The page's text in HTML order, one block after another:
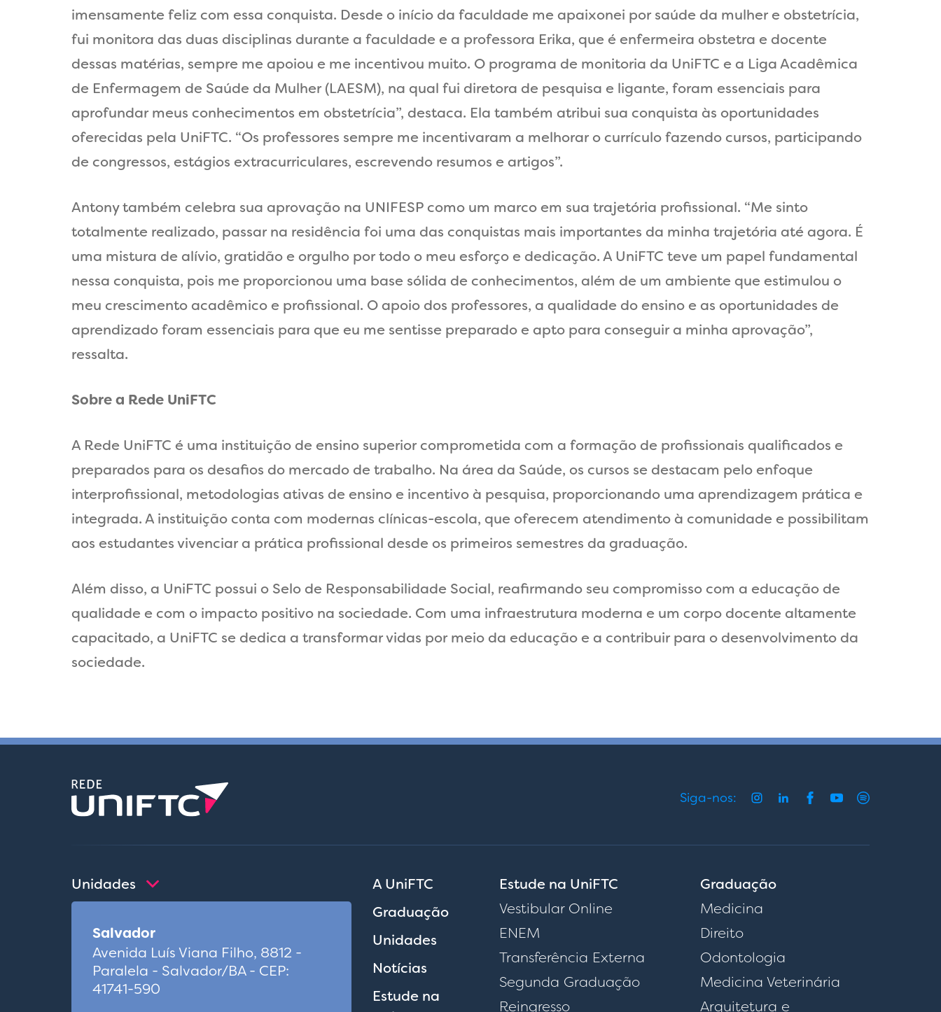
imensamente feliz com essa conquista. Desde o início da faculdade me apaixonei por saúde da mulher e obstetrícia,
fui monitora das duas disciplinas durante a faculdade e a professora Erika, que é enfermeira obstetra e docente
dessas matérias, sempre me apoiou e me incentivou muito. O programa de monitoria da UniFTC e a Liga Acadêmica
de Enfermagem de Saúde da Mulher (LAESM), na qual fui diretora de pesquisa e ligante, foram essenciais para
aprofundar meus conhecimentos em obstetrícia”, destaca. Ela também atribui sua conquista às oportunidades
oferecidas pela UniFTC. “Os professores sempre me incentivaram a melhorar o currículo fazendo cursos, participando
de congressos, estágios extracurriculares, escrevendo resumos e artigos”.
Antony também celebra sua aprovação na UNIFESP como um marco em sua trajetória profissional. “Me sinto
totalmente realizado, passar na residência foi uma das conquistas mais importantes da minha trajetória até agora. É
uma mistura de alívio, gratidão e orgulho por todo o meu esforço e dedicação. A UniFTC teve um papel fundamental
nessa conquista, pois me proporcionou uma base sólida de conhecimentos, além de um ambiente que estimulou o
meu crescimento acadêmico e profissional. O apoio dos professores, a qualidade do ensino e as oportunidades de
aprendizado foram essenciais para que eu me sentisse preparado e apto para conseguir a minha aprovação”,
ressalta.
Sobre a Rede UniFTC
A Rede UniFTC é uma instituição de ensino superior comprometida com a formação de profissionais qualificados e
preparados para os desafios do mercado de trabalho. Na área da Saúde, os cursos se destacam pelo enfoque
interprofissional, metodologias ativas de ensino e incentivo à pesquisa, proporcionando uma aprendizagem prática e
integrada. A instituição conta com modernas clínicas-escola, que oferecem atendimento à comunidade e possibilitam
aos estudantes vivenciar a prática profissional desde os primeiros semestres da graduação.
Além disso, a UniFTC possui o Selo de Responsabilidade Social, reafirmando seu compromisso com a educação de
qualidade e com o impacto positivo na sociedade. Com uma infraestrutura moderna e um corpo docente altamente
capacitado, a UniFTC se dedica a transformar vidas por meio da educação e a contribuir para o desenvolvimento da
sociedade.
Siga-nos:
Unidades
Salvador
Avenida Luís Viana Filho, 8812 -
Paralela - Salvador/BA - CEP:
41741-590
A UniFTC
Graduação
Unidades
Notícias
Estude na
Estude na UniFTC
Vestibular Online
ENEM
Transferência Externa
Segunda Graduação
Reingresso
Graduação
Medicina
Direito
Odontologia
Medicina Veterinária
Arquitetura e